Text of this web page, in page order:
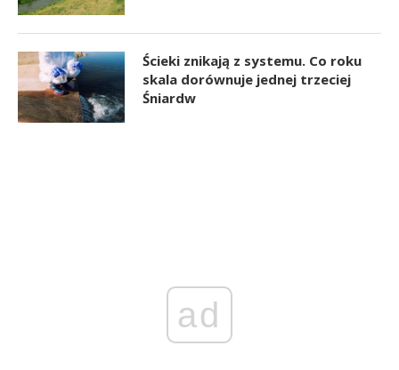
Ścieki znikają z systemu. Co roku
skala dorównuje jednej trzeciej
Śniardw
ad